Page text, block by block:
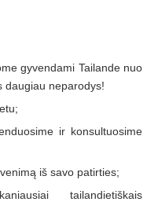
gyvendami Tailande nuo
daugiau neparodys!
ir konsultuosime
iš savo patirties;
tailandietiškais